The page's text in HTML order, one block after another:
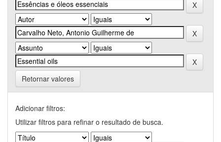
Retornar valores
Adicionar filtros:
Utilizar filtros para refinar o resultado de busca.